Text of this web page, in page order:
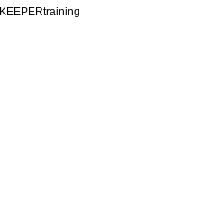
KEEPERtraining